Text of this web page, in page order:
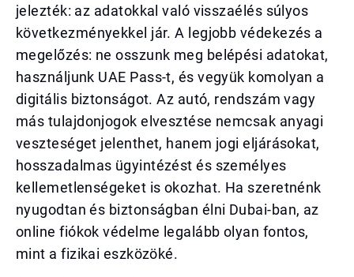
jelezték: az adatokkal való visszaélés súlyos
következményekkel jár. A legjobb védekezés a
megelőzés: ne osszunk meg belépési adatokat,
használjunk UAE Pass-t, és vegyük komolyan a
digitális biztonságot. Az autó, rendszám vagy
más tulajdonjogok elvesztése nemcsak anyagi
veszteséget jelenthet, hanem jogi eljárásokat,
hosszadalmas ügyintézést és személyes
kellemetlenségeket is okozhat. Ha szeretnénk
nyugodtan és biztonságban élni Dubai-ban, az
online fiókok védelme legalább olyan fontos,
mint a fizikai eszközöké.